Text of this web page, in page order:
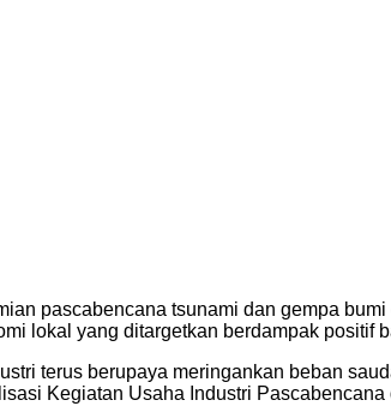
pascabencana tsunami dan gempa
lokal yang ditargetkan berdampak positif
terus berupaya meringankan beban
Kegiatan Usaha Industri